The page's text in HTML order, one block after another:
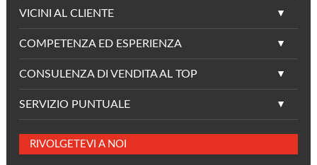
VICINI AL CLIENTE
COMPETENZA ED ESPERIENZA
CONSULENZA DI VENDITA AL TOP
SERVIZIO PUNTUALE
RIVOLGETEVI A NOI